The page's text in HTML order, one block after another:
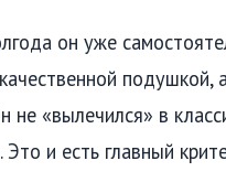
он уже
подушкой,
не «вылечился» в
и есть главный